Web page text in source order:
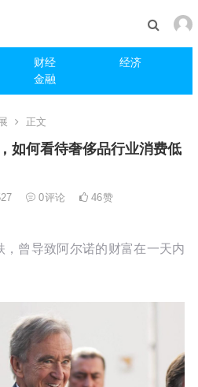
财经
经济
金融
正文
如何看待奢侈品行业消费低
0评论 46赞
曾导致阿尔诺的财富在一天内